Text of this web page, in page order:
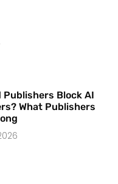
Publishers Block AI
What Publishers